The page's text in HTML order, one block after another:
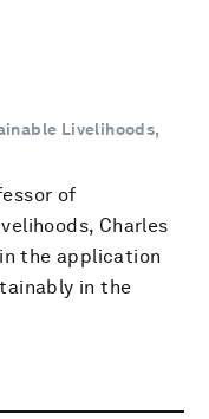
Livelihoods,
of
Charles
the application
in the